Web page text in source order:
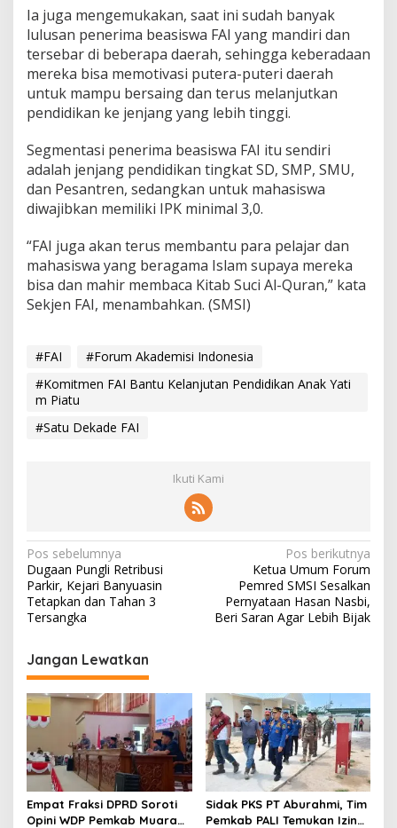
Ia juga mengemukakan, saat ini sudah banyak
lulusan penerima beasiswa FAI yang mandiri dan
tersebar di beberapa daerah, sehingga keberadaan
mereka bisa memotivasi putera-puteri daerah
untuk mampu bersaing dan terus melanjutkan
pendidikan ke jenjang yang lebih tinggi.
Segmentasi penerima beasiswa FAI itu sendiri
adalah jenjang pendidikan tingkat SD, SMP, SMU,
dan Pesantren, sedangkan untuk mahasiswa
diwajibkan memiliki IPK minimal 3,0.
“FAI juga akan terus membantu para pelajar dan
mahasiswa yang beragama Islam supaya mereka
bisa dan mahir membaca Kitab Suci Al-Quran,” kata
Sekjen FAI, menambahkan. (SMSI)
#FAI
#Forum Akademisi Indonesia
#Komitmen FAI Bantu Kelanjutan Pendidikan Anak Yati
m Piatu
#Satu Dekade FAI
Ikuti Kami
N
a
v
i
g
a
s
i
p
o
s
Pos sebelumnya
Dugaan Pungli Retribusi
Parkir, Kejari Banyuasin
Tetapkan dan Tahan 3
Tersangka
Pos berikutnya
Ketua Umum Forum
Pemred SMSI Sesalkan
Pernyataan Hasan Nasbi,
Beri Saran Agar Lebih Bijak
Jangan Lewatkan
Empat Fraksi DPRD Soroti
Opini WDP Pemkab Muara
Sidak PKS PT Aburahmi, Tim
Pemkab PALI Temukan Izin